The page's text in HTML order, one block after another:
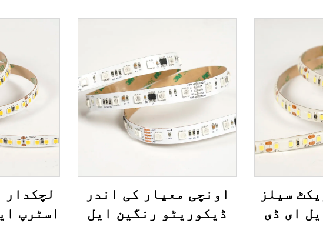
سیلز
ای ڈی
اونچی معیار کی اندر
ڈیکوریٹو رنگین ایل
لچکدار